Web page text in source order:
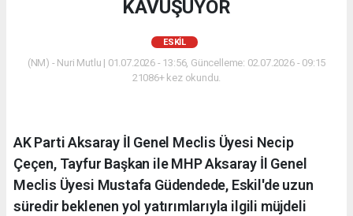
KAVUŞUYOR
ESKİL
(NM) - Nuri Mutlu | 01.07.2026 - 13:56, Güncelleme: 02.07.2026 - 09:15
21086+ kez okundu.
AK Parti Aksaray İl Genel Meclis Üyesi Necip
Çeçen, Tayfur Başkan ile MHP Aksaray İl Genel
Meclis Üyesi Mustafa Güdendede, Eskil'de uzun
süredir beklenen yol yatırımlarıyla ilgili müjdeli